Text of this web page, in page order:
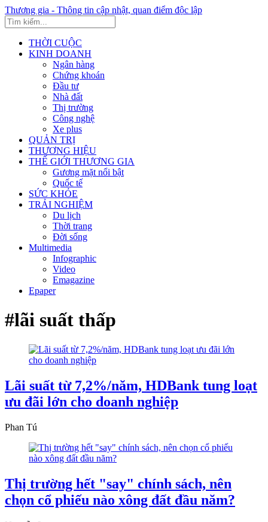
Thương gia - Thông tin cập nhật, quan điểm độc lập
THỜI CUỘC
KINH DOANH
Ngân hàng
Chứng khoán
Đầu tư
Nhà đất
Thị trường
Công nghệ
Xe plus
QUẢN TRỊ
THƯƠNG HIỆU
THẾ GIỚI THƯƠNG GIA
Gương mặt nổi bật
Quốc tế
SỨC KHỎE
TRẢI NGHIỆM
Du lịch
Thời trang
Đời sống
Multimedia
Infographic
Video
Emagazine
Epaper
#lãi suất thấp
Lãi suất từ 7,2%/năm, HDBank tung loạt
ưu đãi lớn cho doanh nghiệp
Phan Tú
Thị trường hết "say" chính sách, nên
chọn cổ phiếu nào xông đất đầu năm?